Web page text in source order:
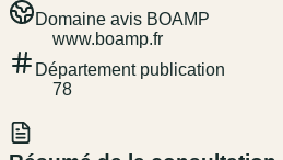
Domaine avis BOAMP
www.boamp.fr
Département publication
78